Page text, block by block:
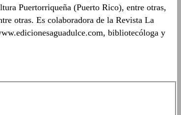
Puertorriqueña (Puerto Rico), entre otras,
otras. Es colaboradora de la Revista La
bibliotecóloga y